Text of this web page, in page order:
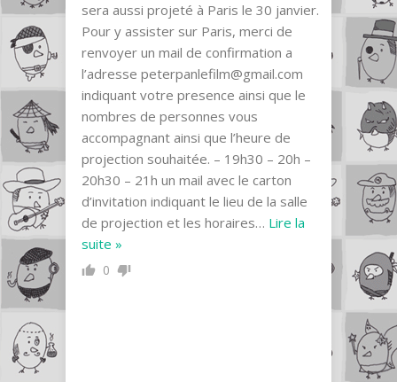
sera aussi projeté à Paris le 30 janvier.
Pour y assister sur Paris, merci de
renvoyer un mail de confirmation a
l’adresse peterpanlefilm@gmail.com
indiquant votre presence ainsi que le
nombres de personnes vous
accompagnant ainsi que l’heure de
projection souhaitée. – 19h30 – 20h –
20h30 – 21h un mail avec le carton
d’invitation indiquant le lieu de la salle
de projection et les horaires… Lire la
suite »
0